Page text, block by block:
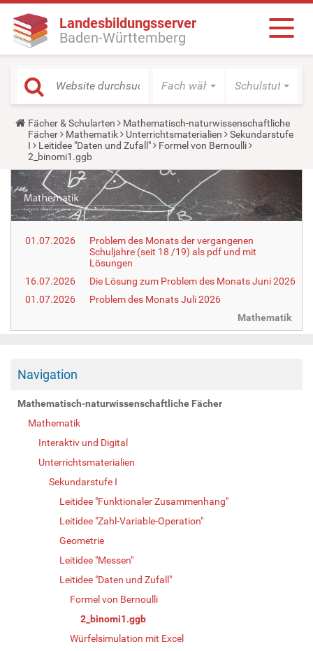
Landesbildungsserver
Baden-Württemberg
Fach wählen Schulstufe
Y
o
u
a
r
e
h
e
r
e
Fächer & Schularten
Mathematisch-naturwissenschaftliche
Fächer
Mathematik Unterrichtsmaterialien
Sekundarstufe
I
Leitidee "Daten und Zufall"
Formel von Bernoulli
2_binomi1.ggb
01.07.2026
Problem des Monats der vergangenen
Schuljahre (seit 18 /19) als pdf und mit
Lösungen
16.07.2026
Die Lösung zum Problem des Monats Juni 2026
01.07.2026
Problem des Monats Juli 2026
Mathematik
Navigation
Mathematisch-naturwissenschaftliche Fächer
Mathematik
Interaktiv und Digital
Unterrichtsmaterialien
Sekundarstufe I
Leitidee "Funktionaler Zusammenhang"
Leitidee "Zahl-Variable-Operation"
Geometrie
Leitidee "Messen"
Leitidee "Daten und Zufall"
Formel von Bernoulli
2_binomi1.ggb
Würfelsimulation mit Excel